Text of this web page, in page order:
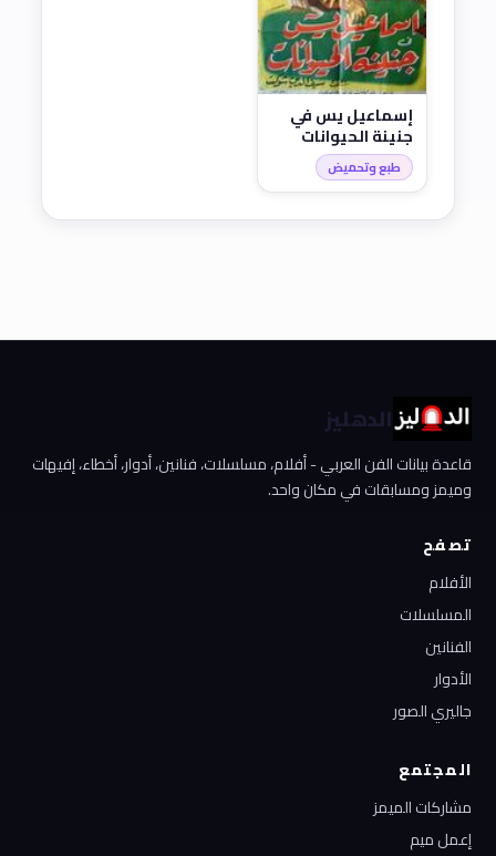
إسماعيل يس في
جنينة الحيوانات
(1957) طبع وتحميض
الدهليز
قاعدة بيانات الفن العربي - أفلام، مسلسلات، فنانين، أدوار، أخطاء، إفيهات
وميمز ومسابقات في مكان واحد.
تصفح
الأفلام
المسلسلات
الفنانين
الأدوار
جاليري الصور
المجتمع
مشاركات الميمز
إعمل ميم